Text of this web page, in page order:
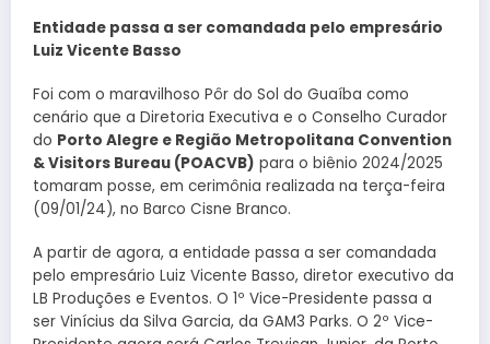
Entidade passa a ser comandada pelo empresário
Luiz Vicente Basso
Foi com o maravilhoso Pôr do Sol do Guaíba como
cenário que a Diretoria Executiva e o Conselho Curador
do Porto Alegre e Região Metropolitana Convention
& Visitors Bureau (POACVB) para o biênio 2024/2025
tomaram posse, em cerimônia realizada na terça-feira
(09/01/24), no Barco Cisne Branco.
A partir de agora, a entidade passa a ser comandada
pelo empresário Luiz Vicente Basso, diretor executivo da
LB Produções e Eventos. O 1º Vice-Presidente passa a
ser Vinícius da Silva Garcia, da GAM3 Parks. O 2º Vice-